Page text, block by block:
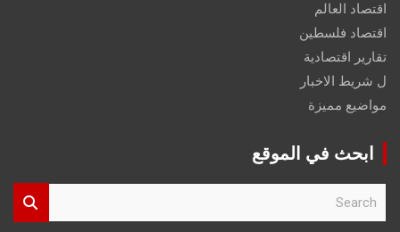
اقتصاد العالم
اقتصاد فلسطين
تقارير اقتصادية
ل شريط الاخبار
مواضيع مميزة
ابحث في الموقع